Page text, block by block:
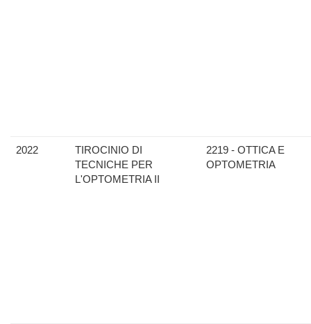
2022
TIROCINIO DI
TECNICHE PER
L'OPTOMETRIA II
2219 - OTTICA E
OPTOMETRIA